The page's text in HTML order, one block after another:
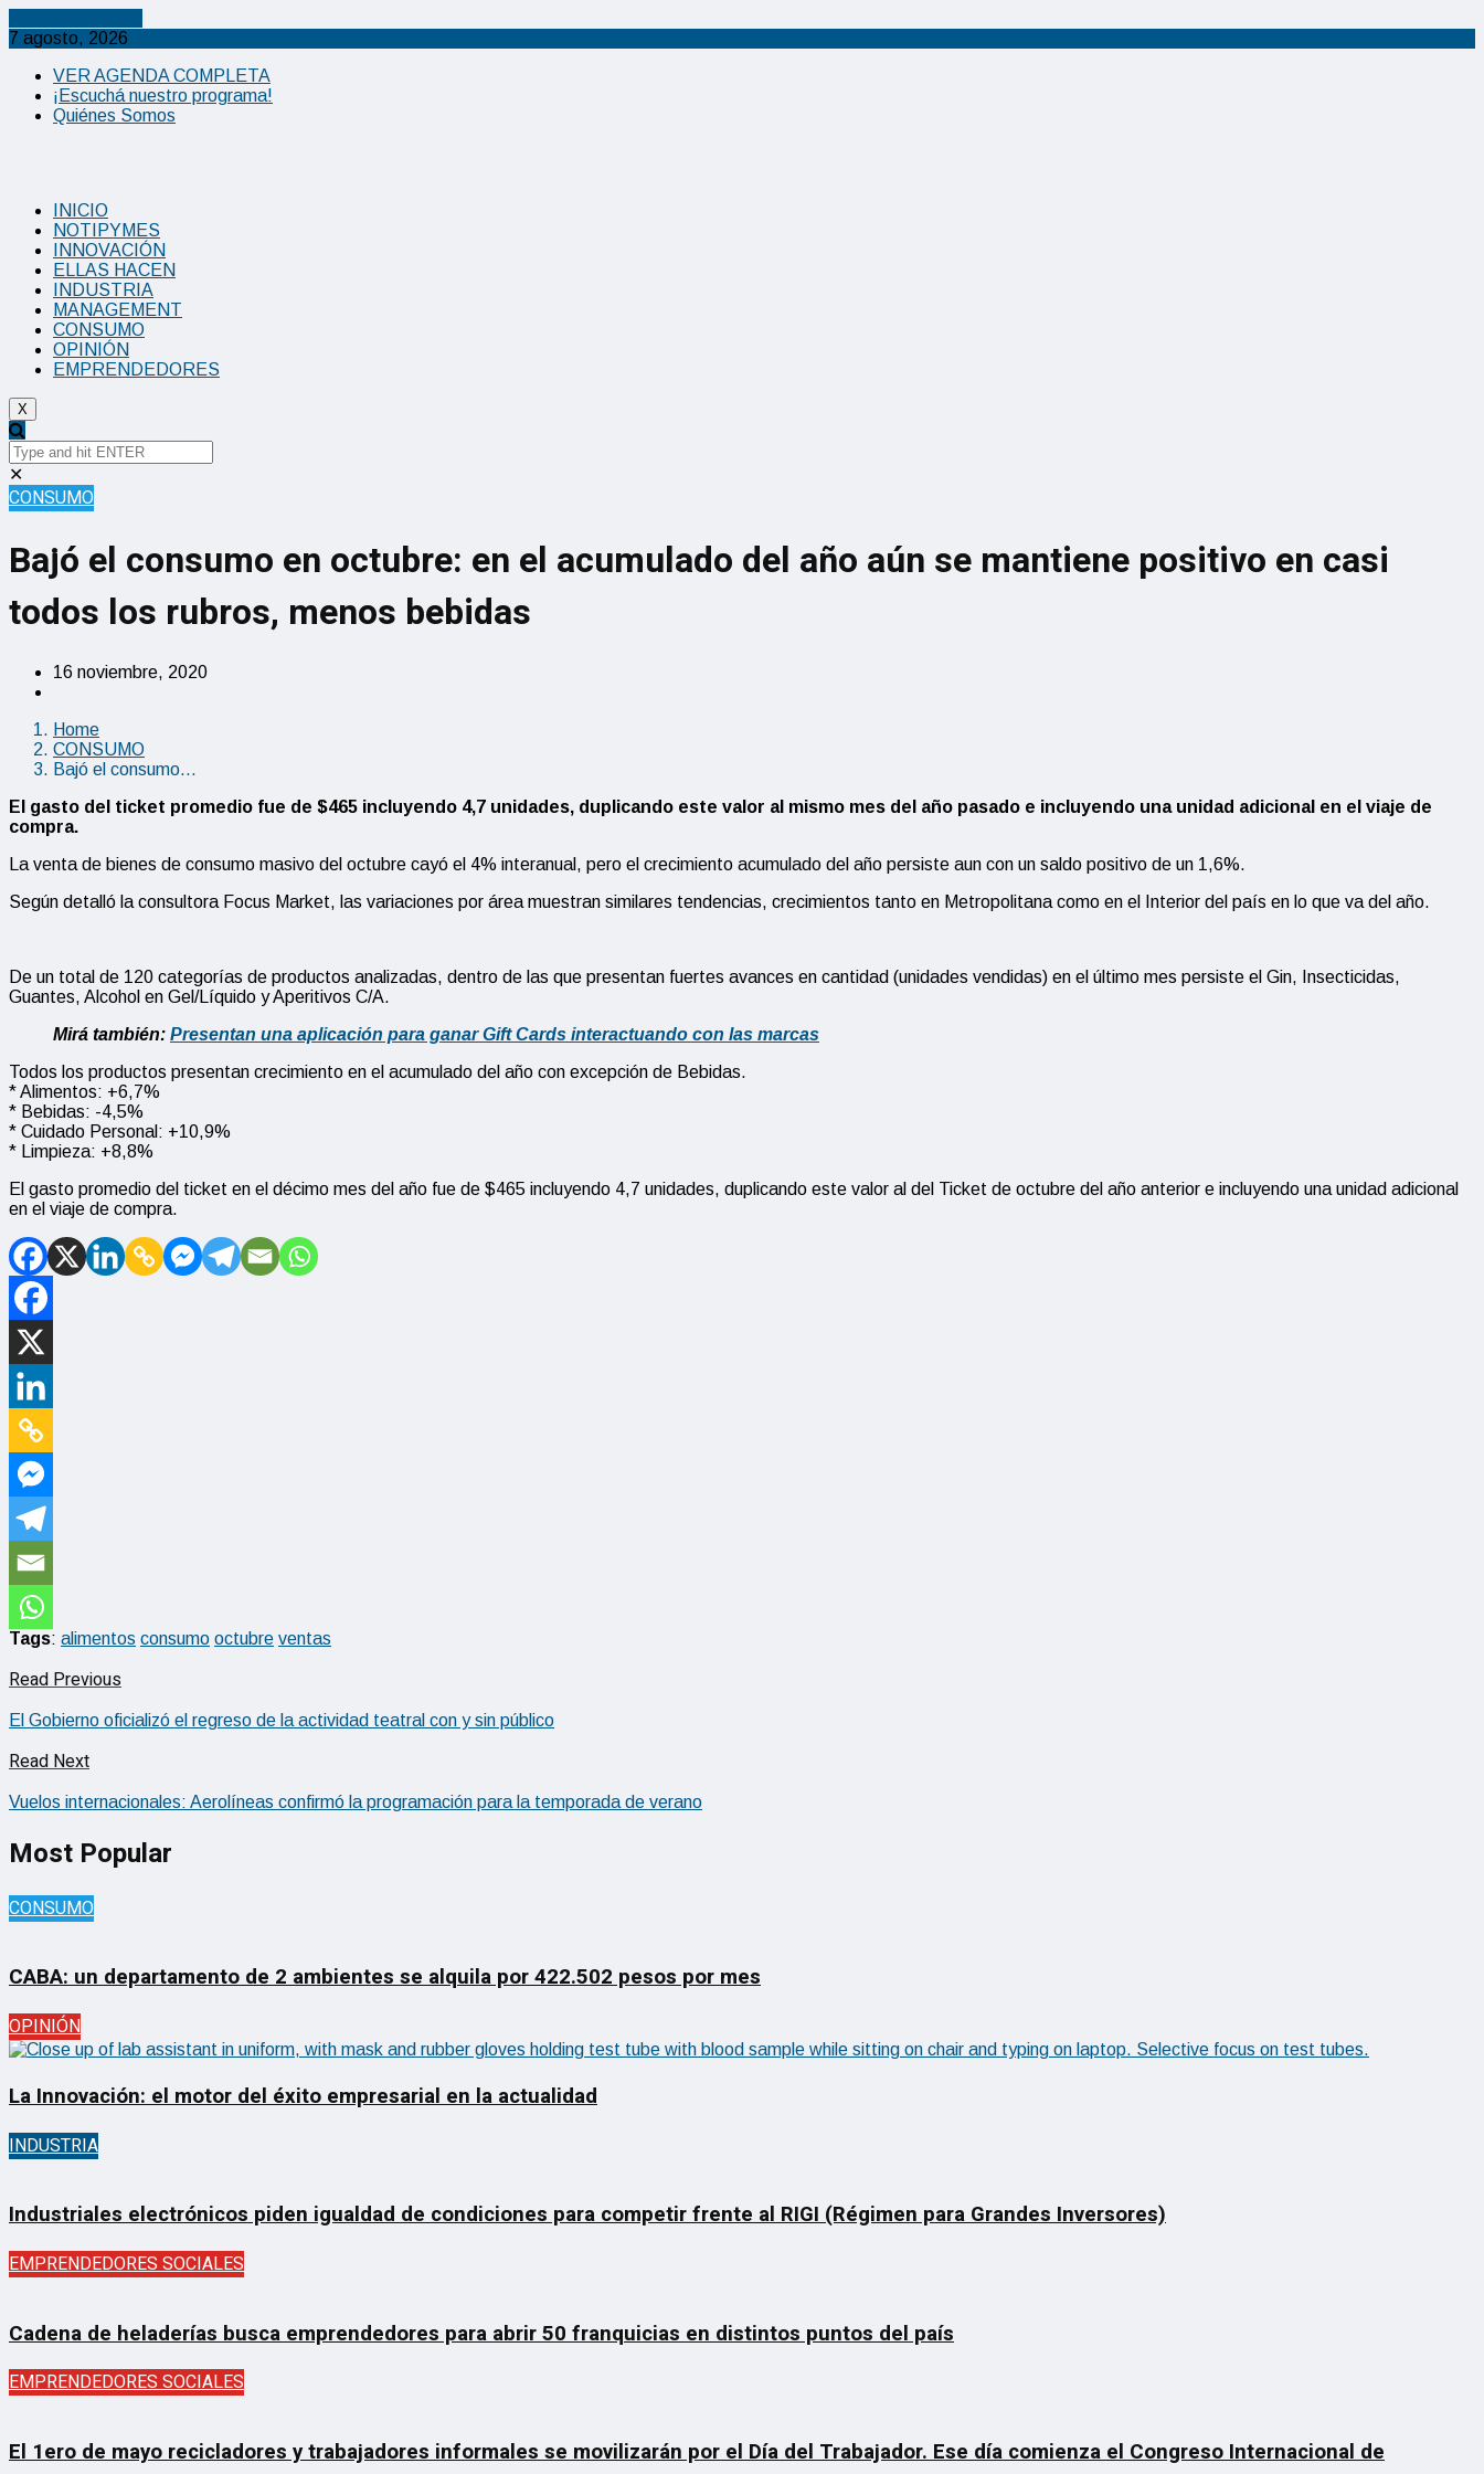
7 agosto, 2026
VER AGENDA COMPLETA
¡Escuchá nuestro programa!
Quiénes Somos
INICIO
NOTIPYMES
INNOVACIÓN
ELLAS HACEN
INDUSTRIA
MANAGEMENT
CONSUMO
OPINIÓN
EMPRENDEDORES
X
✕
CONSUMO
Bajó el consumo en octubre: en el acumulado del año aún se mantiene positivo en casi
todos los rubros, menos bebidas
16 noviembre, 2020
Home
CONSUMO
Bajó el consumo…
El gasto del ticket promedio fue de $465 incluyendo 4,7 unidades, duplicando este valor al mismo mes del año pasado e incluyendo una unidad adicional en el viaje de
compra.
La venta de bienes de consumo masivo del octubre cayó el 4% interanual, pero el crecimiento acumulado del año persiste aun con un saldo positivo de un 1,6%.
Según detalló la consultora Focus Market, las variaciones por área muestran similares tendencias, crecimientos tanto en Metropolitana como en el Interior del país en lo que va del año.
De un total de 120 categorías de productos analizadas, dentro de las que presentan fuertes avances en cantidad (unidades vendidas) en el último mes persiste el Gin, Insecticidas,
Guantes, Alcohol en Gel/Líquido y Aperitivos C/A.
Mirá también: Presentan una aplicación para ganar Gift Cards interactuando con las marcas
Todos los productos presentan crecimiento en el acumulado del año con excepción de Bebidas.
* Alimentos: +6,7%
* Bebidas: -4,5%
* Cuidado Personal: +10,9%
* Limpieza: +8,8%
El gasto promedio del ticket en el décimo mes del año fue de $465 incluyendo 4,7 unidades, duplicando este valor al del Ticket de octubre del año anterior e incluyendo una unidad adicional
en el viaje de compra.
Tags: alimentos consumo octubre ventas
Read Previous
El Gobierno oficializó el regreso de la actividad teatral con y sin público
Read Next
Vuelos internacionales: Aerolíneas confirmó la programación para la temporada de verano
Most Popular
CONSUMO
CABA: un departamento de 2 ambientes se alquila por 422.502 pesos por mes
OPINIÓN
La Innovación: el motor del éxito empresarial en la actualidad
INDUSTRIA
Industriales electrónicos piden igualdad de condiciones para competir frente al RIGI (Régimen para Grandes Inversores)
EMPRENDEDORES SOCIALES
Cadena de heladerías busca emprendedores para abrir 50 franquicias en distintos puntos del país
EMPRENDEDORES SOCIALES
El 1ero de mayo recicladores y trabajadores informales se movilizarán por el Día del Trabajador. Ese día comienza el Congreso Internacional de